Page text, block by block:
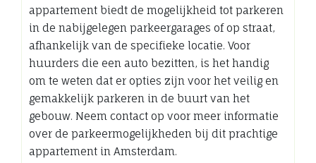
appartement biedt de mogelijkheid tot parkeren
in de nabijgelegen parkeergarages of op straat,
afhankelijk van de specifieke locatie. Voor
huurders die een auto bezitten, is het handig
om te weten dat er opties zijn voor het veilig en
gemakkelijk parkeren in de buurt van het
gebouw. Neem contact op voor meer informatie
over de parkeermogelijkheden bij dit prachtige
appartement in Amsterdam.